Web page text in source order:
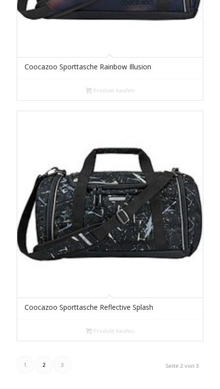
Coocazoo Sporttasche Rainbow Illusion
Produkt kaufen
Coocazoo Sporttasche Reflective Splash
Produkt kaufen
Seite 2 von 3
1 2 3